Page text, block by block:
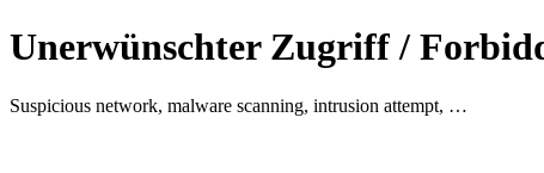
Unerwünschter Zugriff /
Suspicious network, malware scanning, intrusion attempt, …